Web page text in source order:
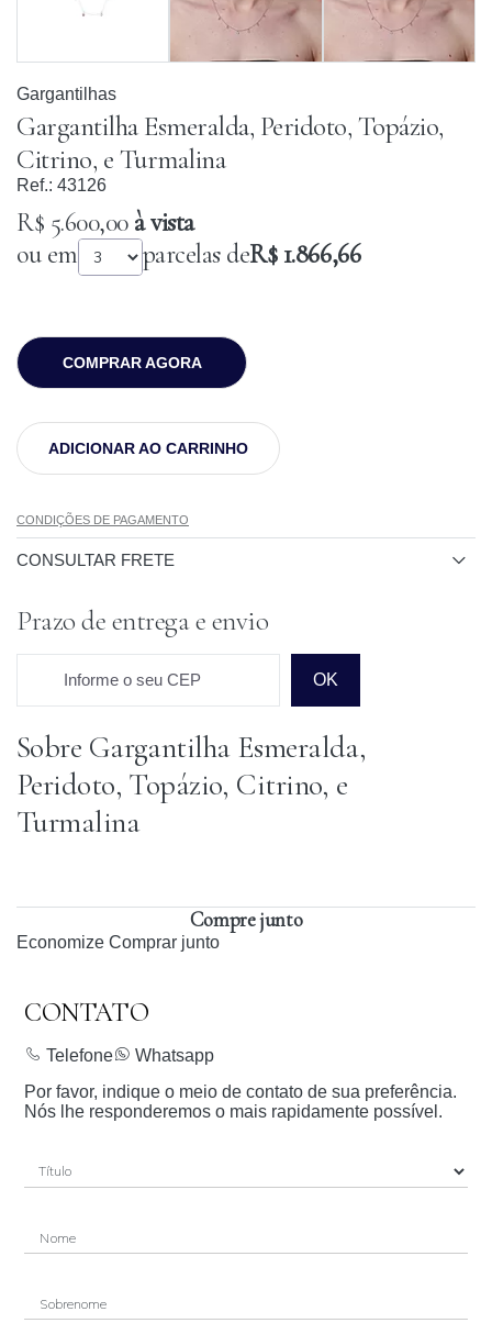
Gargantilhas
Gargantilha Esmeralda, Peridoto, Topázio,
Citrino, e Turmalina
Ref.: 43126
R$ 5.600,00à vista
ou em
parcelas deR$ 1.866,66
COMPRAR AGORA
ADICIONAR AO CARRINHO
CONDIÇÕES DE PAGAMENTO
CONSULTAR FRETE
Prazo de entrega e envio
Informe o seu CEP OK
Prazo para o CEP
Sobre Gargantilha Esmeralda,
Peridoto, Topázio, Citrino, e
Turmalina
Compre junto
Economize Comprar junto
CONTATO
Telefone
Whatsapp
Por favor, indique o meio de contato de sua preferência.
Nós lhe responderemos o mais rapidamente possível.
Nome
Sobrenome